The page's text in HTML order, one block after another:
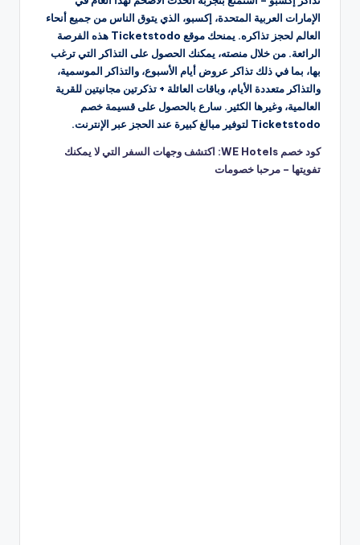
الإمارات العربية المتحدة، إكسبو، الذي يتوق الناس من جميع أنحاء
العالم لحجز تذاكره. يمنحك موقع Ticketstodo هذه الفرصة
الرائعة. من خلال منصته، يمكنك الحصول على التذاكر التي ترغب
بها، بما في ذلك تذاكر عروض أيام الأسبوع، والتذاكر الموسمية،
والتذاكر متعددة الأيام، وباقات العائلة + تذكرتين مجانيتين للقرية
العالمية، وغيرها الكثير. سارع بالحصول على قسيمة خصم
Ticketstodo لتوفير مبالغ كبيرة عند الحجز عبر الإنترنت.
كود خصم WE Hotels: اكتشف وجهات السفر التي لا يمكنك
تفويتها – مرحبا خصومات